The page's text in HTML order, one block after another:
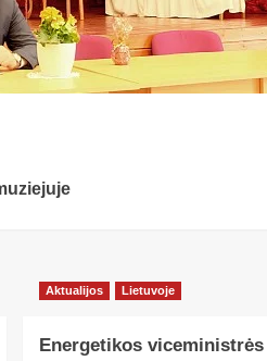
Aktualijos Lietuvoje
Energetikos viceministrės